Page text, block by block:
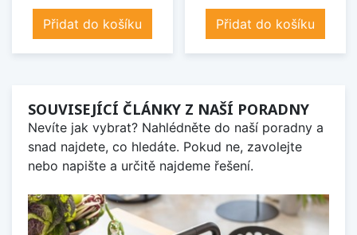
Přidat do košíku Přidat do košíku
SOUVISEJÍCÍ ČLÁNKY Z NAŠÍ PORADNY
Nevíte jak vybrat? Nahlédněte do naší poradny a
snad najdete, co hledáte. Pokud ne, zavolejte
nebo napište a určitě najdeme řešení.